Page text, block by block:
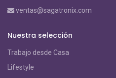
ventas@sagatronix.com
Nuestra selección
Trabajo desde Casa
Lifestyle